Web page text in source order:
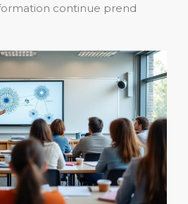
continue prend